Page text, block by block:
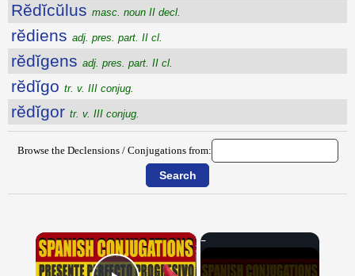
Rĕdĭcŭlus masc. noun II decl.
rĕdiens adj. pres. part. II cl.
rĕdĭgens adj. pres. part. II cl.
rĕdĭgo tr. v. III conjug.
rĕdĭgor tr. v. III conjug.
Browse the Declensions / Conjugations from:
×